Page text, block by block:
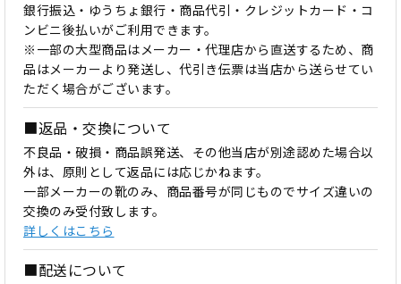
銀行振込・ゆうちょ銀行・商品代引・クレジットカード・コ
ンビニ後払いがご利用できます。
※一部の大型商品はメーカー・代理店から直送するため、商
品はメーカーより発送し、代引き伝票は当店から送らせてい
ただく場合がございます。
■返品・交換について
不良品・破損・商品誤発送、その他当店が別途認めた場合以
外は、原則として返品には応じかねます。
一部メーカーの靴のみ、商品番号が同じものでサイズ違いの
交換のみ受付致します。
詳しくはこちら
■配送について